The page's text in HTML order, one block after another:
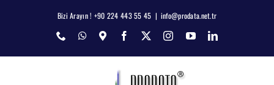
Bizi Arayın ! +90 224 443 55 45 | info@prodata.net.tr
Phone WhatsApp
Map Facebook Instagram
YouTubeLinkedIn